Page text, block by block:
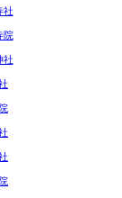
社
院
社